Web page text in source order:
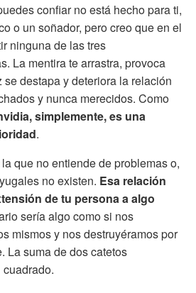
confiar no está hecho para ti,
o un soñador, pero creo que en el
ninguna de las tres
La mentira te arrastra, provoca
destapa y deteriora la relación
y nunca merecidos. Como
simplemente, es una
.
que no entiende de problemas o,
no existen. Esa relación
de tu persona a algo
sería algo como si nos
mismos y nos destruyéramos por
La suma de dos catetos